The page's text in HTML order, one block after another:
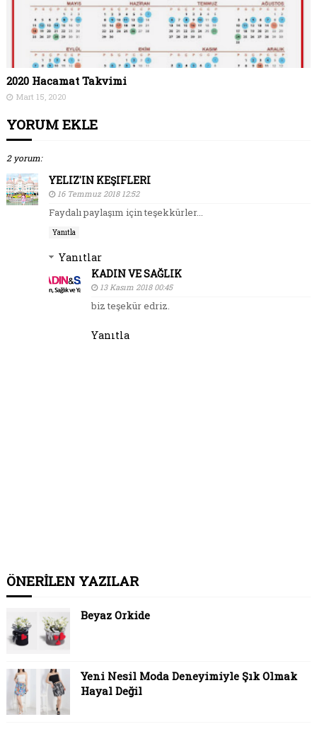
2020 Hacamat Takvimi
Mart 15, 2020
YORUM EKLE
2 yorum:
YELIZ'IN KEŞIFLERI
16 Temmuz 2018 12:52
Faydalı paylaşım için teşekkürler...
Yanıtla
Yanıtlar
KADIN VE SAĞLIK
13 Kasım 2018 00:45
biz teşekür edriz.
Yanıtla
ÖNERİLEN YAZILAR
Beyaz Orkide
Yeni Nesil Moda Deneyimiyle Şık Olmak
Hayal Değil